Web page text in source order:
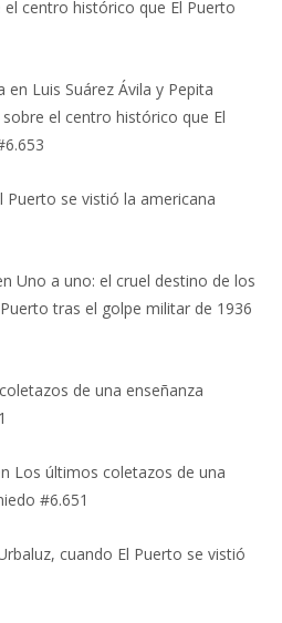
centro histórico que El Puerto
en Luis Suárez Ávila y Pepita
el centro histórico que El
Puerto se vistió la americana
Uno a uno: el cruel destino de los
tras el golpe militar de 1936
de una enseñanza
Los últimos coletazos de una
#6.651
cuando El Puerto se vistió